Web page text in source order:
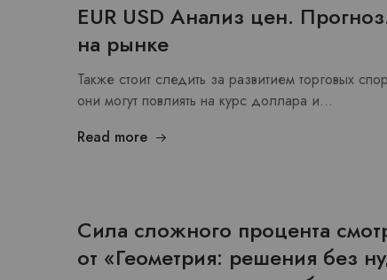
EUR USD Анализ цен.
на рынке
Также стоит следить за развитием торговых
они могут повлиять на курс доллара и…
Read more
Сила сложного процента
от «Геометрия: решения без